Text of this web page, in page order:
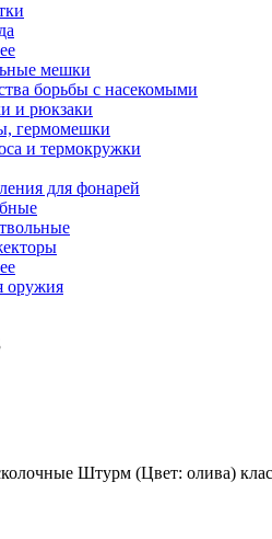
мешки
борьбы с насекомыми
и рюкзаки
гермомешки
и термокружки
для фонарей
оружия
Штурм (Цвет: олива)